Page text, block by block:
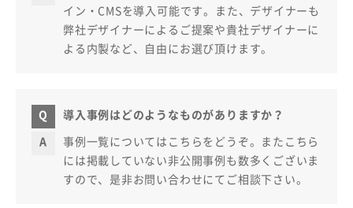
イン・CMSを導入可能です。また、デザイナーも
弊社デザイナーによるご提案や貴社デザイナーに
よる内製など、自由にお選び頂けます。
導入事例はどのようなものがありますか？
事例一覧についてはこちらをどうぞ。またこちら
には掲載していない非公開事例も数多くございま
すので、是非お問い合わせにてご相談下さい。